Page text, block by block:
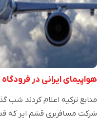
هواپیمای ایرانی در
شرکت مسافربری قشم ایر که